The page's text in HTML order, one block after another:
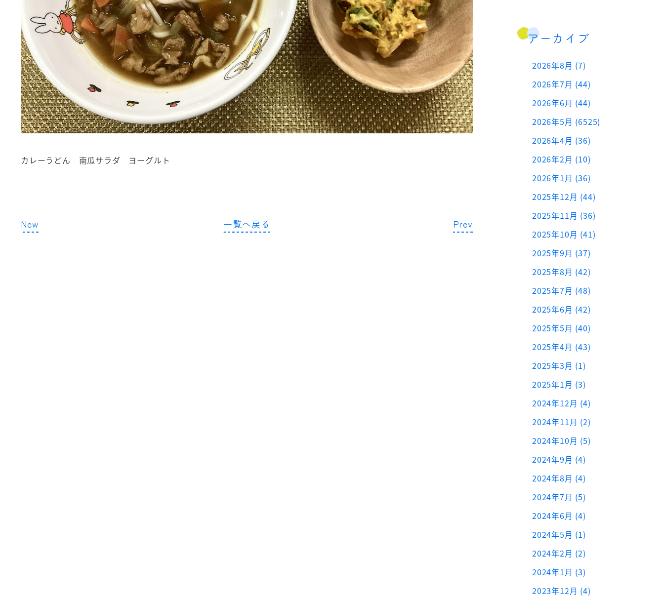
カレーうどん 南瓜サラダ ヨーグルト
New 一覧へ戻る Prev
アーカイブ
2026年8月 (7)
2026年7月 (44)
2026年6月 (44)
2026年5月 (6525)
2026年4月 (36)
2026年2月 (10)
2026年1月 (36)
2025年12月 (44)
2025年11月 (36)
2025年10月 (41)
2025年9月 (37)
2025年8月 (42)
2025年7月 (48)
2025年6月 (42)
2025年5月 (40)
2025年4月 (43)
2025年3月 (1)
2025年1月 (3)
2024年12月 (4)
2024年11月 (2)
2024年10月 (5)
2024年9月 (4)
2024年8月 (4)
2024年7月 (5)
2024年6月 (4)
2024年5月 (1)
2024年2月 (2)
2024年1月 (3)
2023年12月 (4)